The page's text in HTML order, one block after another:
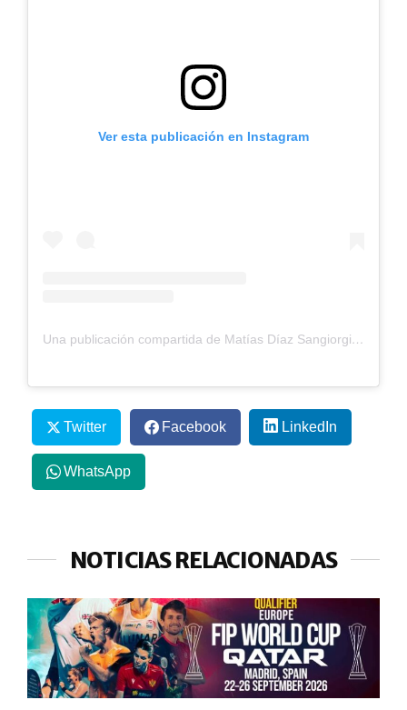
Ver esta publicación en Instagram
Una publicación compartida de Matías Díaz Sangiorgio (@matiasdiazthewarrior)
Twitter Facebook LinkedIn
WhatsApp
NOTICIAS RELACIONADAS